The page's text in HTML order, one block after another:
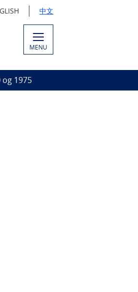
中文
MENU
1975